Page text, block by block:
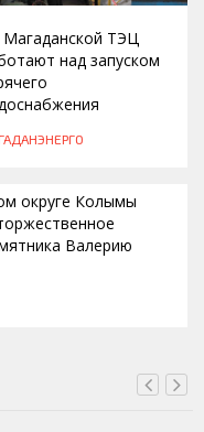
ТЭЦ
над запуском
округе Колымы
Валерию